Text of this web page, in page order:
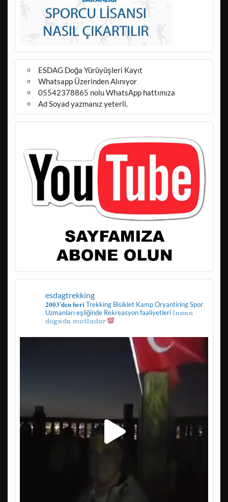
ESDAG Doğa Yürüyüşleri Kayıt
Whatsapp Üzerinden Alınıyor
05542378865 nolu WhatsApp hattımıza
Ad Soyad yazmanız yeterli.
esdagtrekking
𝟐𝟎𝟎𝟑'𝐝𝐞𝐧 𝐛𝐞𝐫𝐢 TrekkingBisikletKampOryantiringSpor
Uzmanları eşliğinde Rekreasyon faaliyetleri𝕀𝕟𝕤𝕒𝕟
𝕕𝕠𝕘𝕒𝕕𝕒 𝕞𝕦𝕥𝕝𝕦𝕕𝕦𝕣